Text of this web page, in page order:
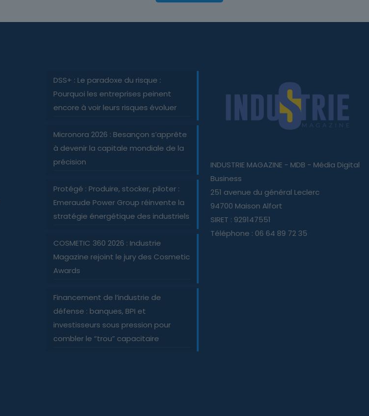
DSS+ : Le paradoxe du risque :
Pourquoi les entreprises peinent
encore à voir leurs risques évoluer
Micronora 2026 : Besançon s’apprête
à devenir la capitale mondiale de la
précision
Protégé : Produire, stocker, piloter :
Emeraude Power Group réinvente la
stratégie énergétique des industriels
COSMETIC 360 2026 : Industrie
Magazine rejoint le jury des Cosmetic
Awards
Financement de l’industrie de
défense : banques, BPI et
investisseurs sous pression pour
combler le “trou” capacitaire
INDUSTRIE MAGAZINE - MDB - Média Digital
Business
251 avenue du général Leclerc
94700 Maison Alfort
SIRET : 929147551
Téléphone : 06 64 89 72 35